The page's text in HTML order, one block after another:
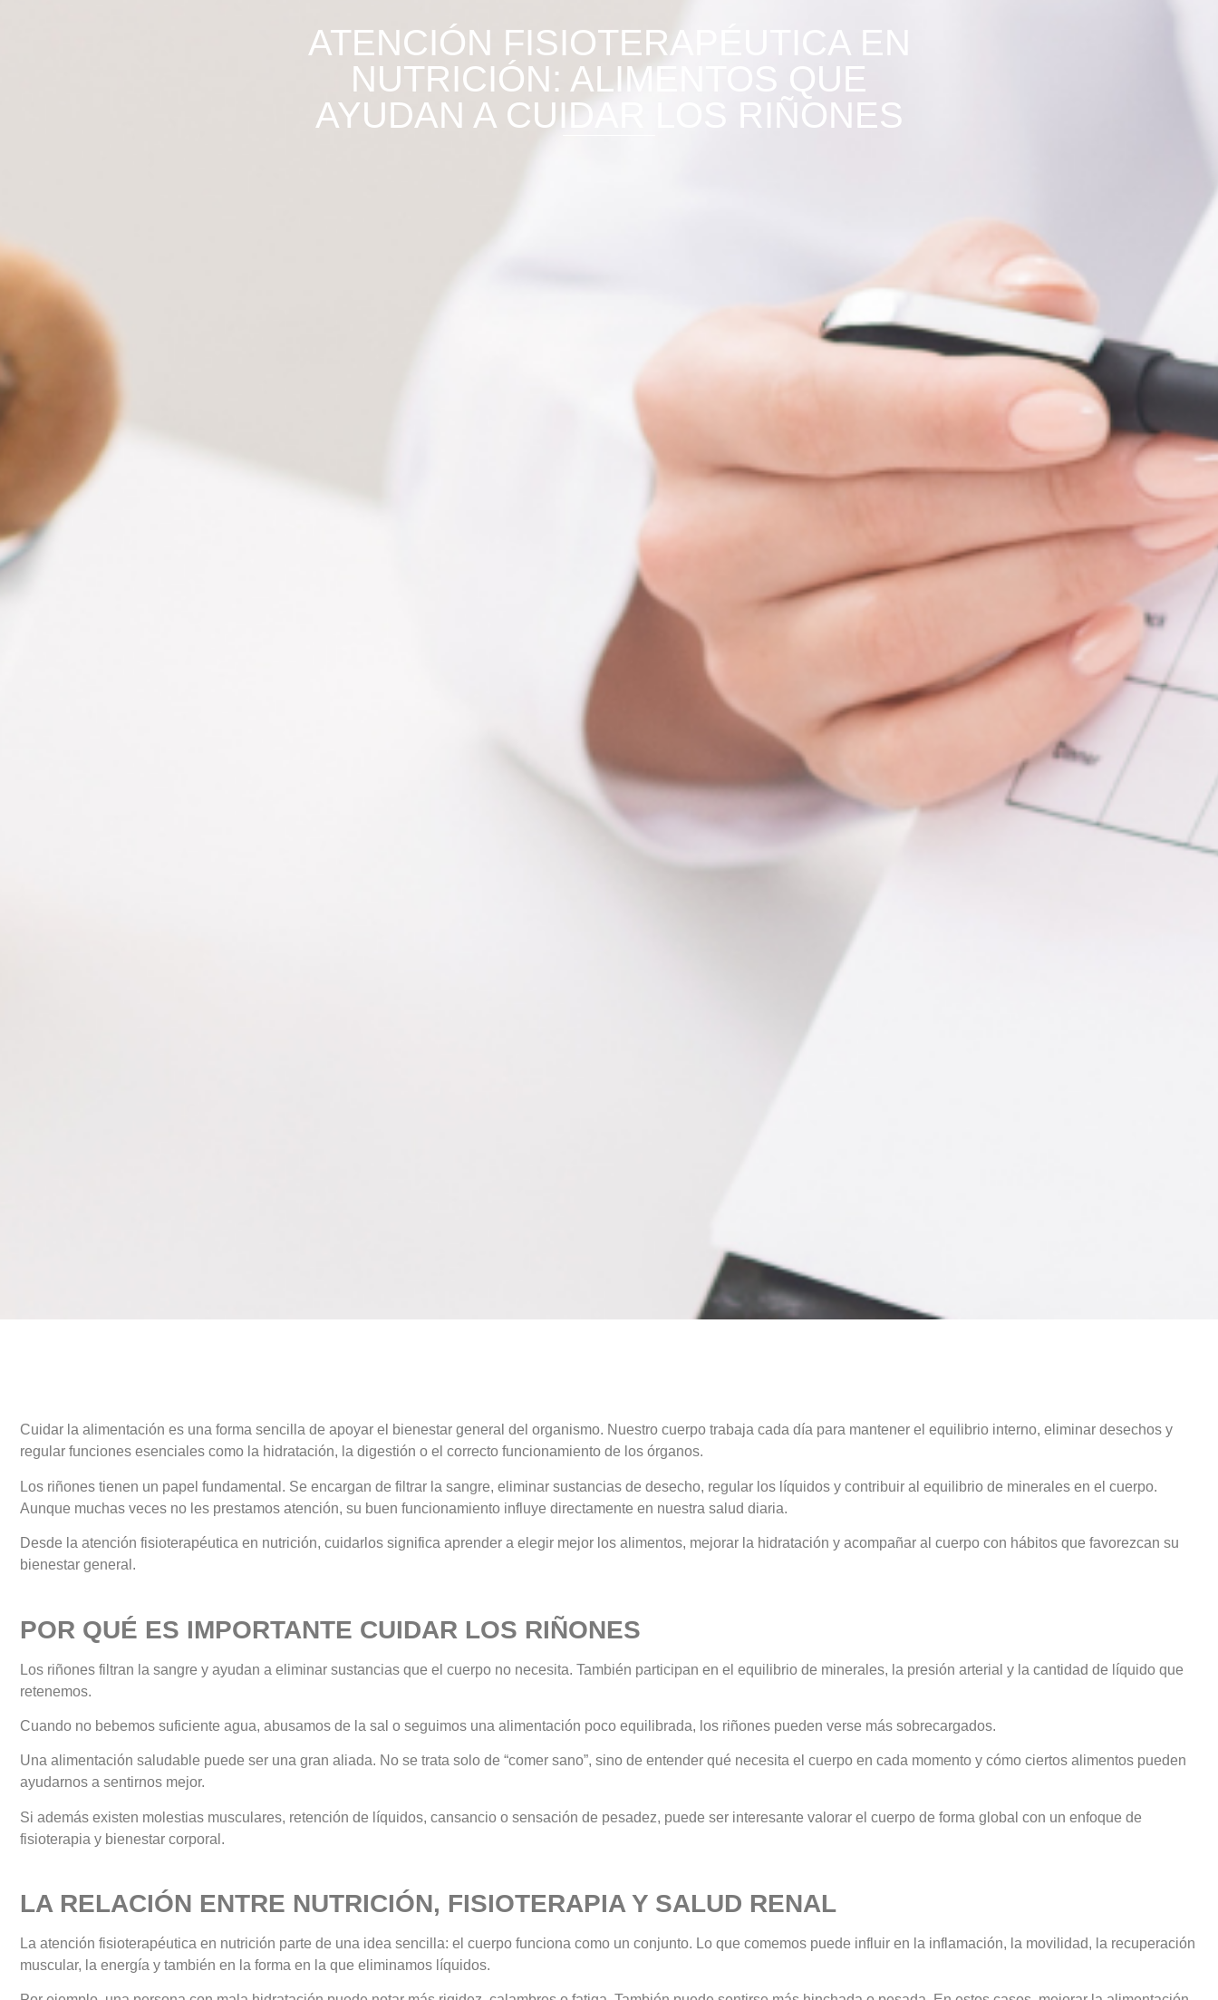
ATENCIÓN FISIOTERAPÉUTICA EN
NUTRICIÓN: ALIMENTOS QUE
AYUDAN A CUIDAR LOS RIÑONES
Cuidar la alimentación es una forma sencilla de apoyar el bienestar general del organismo. Nuestro cuerpo trabaja cada día para mantener el equilibrio interno, eliminar desechos y
regular funciones esenciales como la hidratación, la digestión o el correcto funcionamiento de los órganos.
Los riñones tienen un papel fundamental. Se encargan de filtrar la sangre, eliminar sustancias de desecho, regular los líquidos y contribuir al equilibrio de minerales en el cuerpo.
Aunque muchas veces no les prestamos atención, su buen funcionamiento influye directamente en nuestra salud diaria.
Desde la atención fisioterapéutica en nutrición, cuidarlos significa aprender a elegir mejor los alimentos, mejorar la hidratación y acompañar al cuerpo con hábitos que favorezcan su
bienestar general.
POR QUÉ ES IMPORTANTE CUIDAR LOS RIÑONES
Los riñones filtran la sangre y ayudan a eliminar sustancias que el cuerpo no necesita. También participan en el equilibrio de minerales, la presión arterial y la cantidad de líquido que
retenemos.
Cuando no bebemos suficiente agua, abusamos de la sal o seguimos una alimentación poco equilibrada, los riñones pueden verse más sobrecargados.
Una alimentación saludable puede ser una gran aliada. No se trata solo de “comer sano”, sino de entender qué necesita el cuerpo en cada momento y cómo ciertos alimentos pueden
ayudarnos a sentirnos mejor.
Si además existen molestias musculares, retención de líquidos, cansancio o sensación de pesadez, puede ser interesante valorar el cuerpo de forma global con un enfoque de
fisioterapia y bienestar corporal.
LA RELACIÓN ENTRE NUTRICIÓN, FISIOTERAPIA Y SALUD RENAL
La atención fisioterapéutica en nutrición parte de una idea sencilla: el cuerpo funciona como un conjunto. Lo que comemos puede influir en la inflamación, la movilidad, la recuperación
muscular, la energía y también en la forma en la que eliminamos líquidos.